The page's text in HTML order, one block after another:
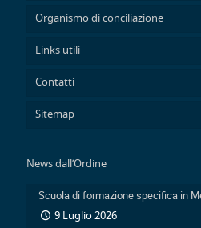
Organismo di conciliazione
Links utili
Contatti
Sitemap
News dall’Ordine
9 Luglio 2026